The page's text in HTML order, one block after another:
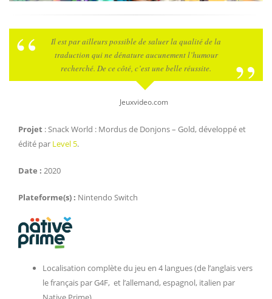
Il est par ailleurs possible de saluer la qualité de la
traduction qui ne dénature aucunement l’humour
recherché. De ce côté, c’est une belle réussite.
Jeuxvideo.com
Projet : Snack World : Mordus de Donjons – Gold, développé et
édité par Level 5.
Date : 2020
Plateforme(s) : Nintendo Switch
Localisation complète du jeu en 4 langues (de l’anglais vers
le français par G4F, et l’allemand, espagnol, italien par